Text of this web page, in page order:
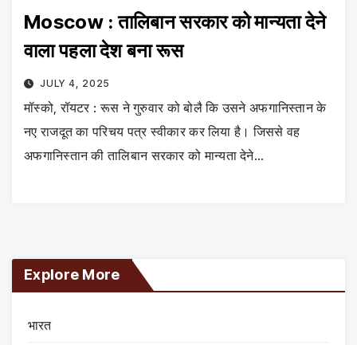
Moscow : तालिबान सरकार को मान्यता देने
वाला पहला देश बना रूस
JULY 4, 2025
मॉस्को, रॉयटर : रूस ने गुरुवार को बोलै कि उसने अफगानिस्तान के
नए राजदूत का परिचय पत्र स्वीकार कर लिया है। जिससे वह
अफगानिस्तान की तालिबान सरकार को मान्यता देने…
Explore More
भारत